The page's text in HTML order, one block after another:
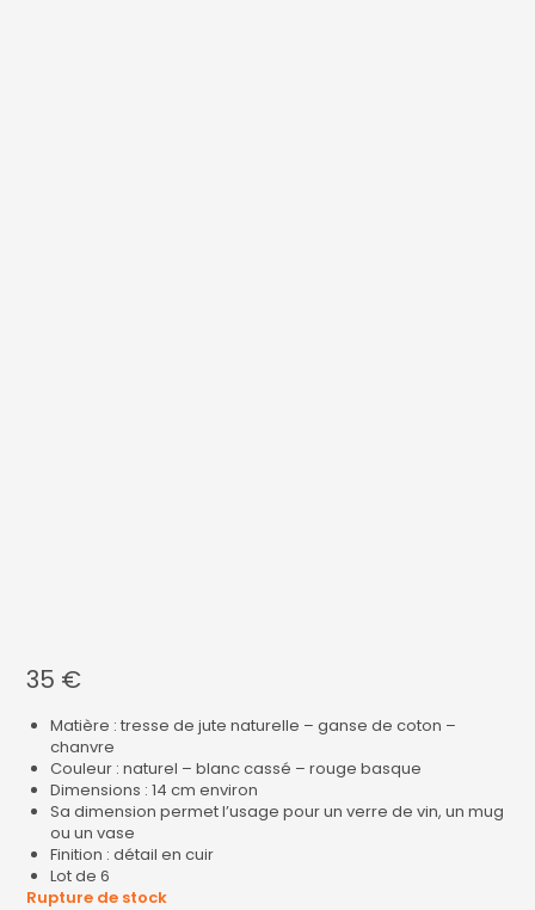
35 €
Matière : tresse de jute naturelle – ganse de coton –
chanvre
Couleur : naturel – blanc cassé – rouge basque
Dimensions : 14 cm environ
Sa dimension permet l’usage pour un verre de vin, un mug
ou un vase
Finition : détail en cuir
Lot de 6
Rupture de stock